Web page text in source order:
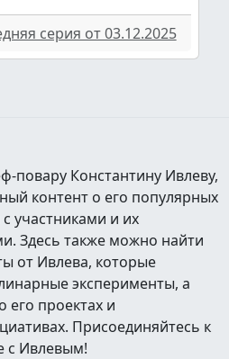
серия от 03.12.2025
повару Константину Ивлеву,
контент о его популярных
участниками и их
Здесь также можно найти
от Ивлева, которые
эксперименты, а
его проектах и
Присоединяйтесь к
с Ивлевым!